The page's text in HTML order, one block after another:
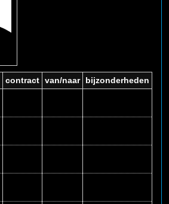
contract van/naar
bijzonderheden